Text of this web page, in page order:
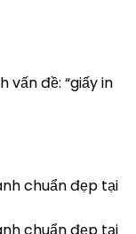
vấn đề: “giấy in